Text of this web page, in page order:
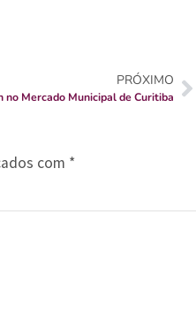
PRÓXIMO
Mercado Municipal de Curitiba
com *